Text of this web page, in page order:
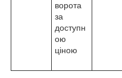
ворота
за
доступн
ою
ціною